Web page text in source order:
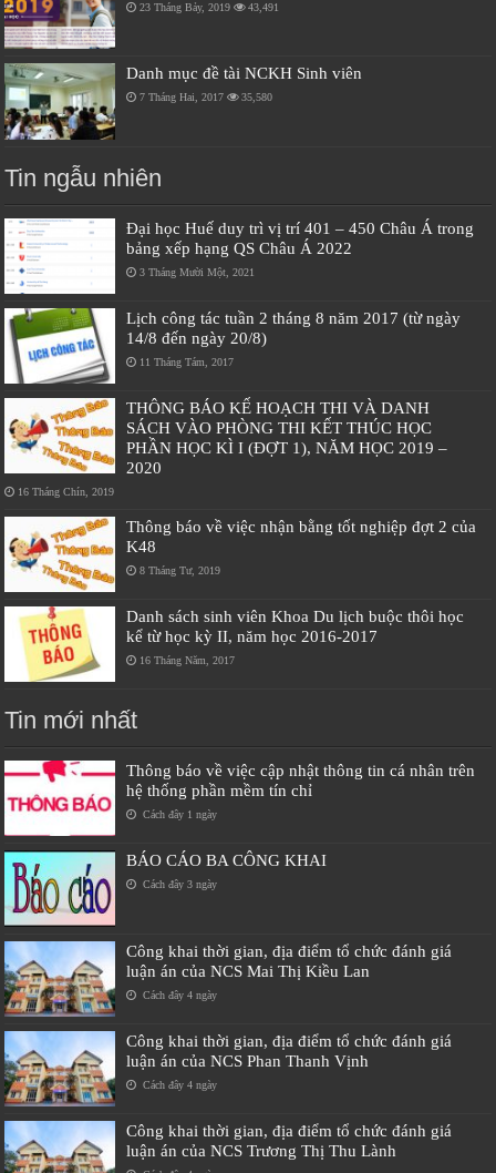
23 Tháng Bảy, 2019 43,491
Danh mục đề tài NCKH Sinh viên
7 Tháng Hai, 2017 35,580
Tin ngẫu nhiên
Đại học Huế duy trì vị trí 401 – 450 Châu Á trong
bảng xếp hạng QS Châu Á 2022
3 Tháng Mười Một, 2021
Lịch công tác tuần 2 tháng 8 năm 2017 (từ ngày
14/8 đến ngày 20/8)
11 Tháng Tám, 2017
THÔNG BÁO KẾ HOẠCH THI VÀ DANH
SÁCH VÀO PHÒNG THI KẾT THÚC HỌC
PHẦN HỌC KÌ I (ĐỢT 1), NĂM HỌC 2019 –
2020
16 Tháng Chín, 2019
Thông báo về việc nhận bằng tốt nghiệp đợt 2 của
K48
8 Tháng Tư, 2019
Danh sách sinh viên Khoa Du lịch buộc thôi học
kể từ học kỳ II, năm học 2016-2017
16 Tháng Năm, 2017
Tin mới nhất
Thông báo về việc cập nhật thông tin cá nhân trên
hệ thống phần mềm tín chỉ
Cách đây 1 ngày
BÁO CÁO BA CÔNG KHAI
Cách đây 3 ngày
Công khai thời gian, địa điểm tổ chức đánh giá
luận án của NCS Mai Thị Kiều Lan
Cách đây 4 ngày
Công khai thời gian, địa điểm tổ chức đánh giá
luận án của NCS Phan Thanh Vịnh
Cách đây 4 ngày
Công khai thời gian, địa điểm tổ chức đánh giá
luận án của NCS Trương Thị Thu Lành